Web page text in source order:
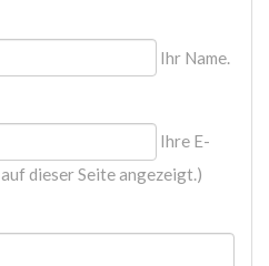
Ihr Name.
Ihre E-
auf dieser Seite angezeigt.)